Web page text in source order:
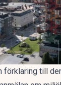
förklaring till